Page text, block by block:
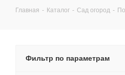
Главная - Каталог - Сад огород -
Фильтр по параметрам